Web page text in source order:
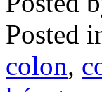
Posted
colon,